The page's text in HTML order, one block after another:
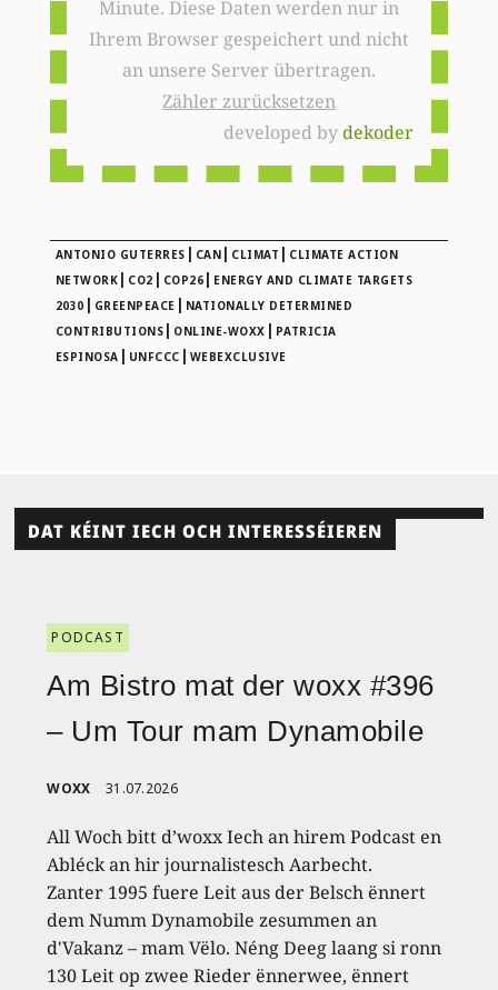
Minute. Diese Daten werden nur in
Ihrem Browser gespeichert und nicht
an unsere Server übertragen.
Zähler zurücksetzen
developed bydekoder
ANTONIO GUTERRES | CAN | CLIMAT | CLIMATE ACTION
NETWORK | CO2 | COP26 | ENERGY AND CLIMATE TARGETS
2030 | GREENPEACE | NATIONALLY DETERMINED
CONTRIBUTIONS | ONLINE-WOXX | PATRICIA
ESPINOSA | UNFCCC | WEBEXCLUSIVE
DAT KÉINT IECH OCH INTERESSÉIEREN
PODCAST
Am Bistro mat der woxx #396
– Um Tour mam Dynamobile
WOXX 31.07.2026
All Woch bitt d’woxx Iech an hirem Podcast en
Abléck an hir journalistesch Aarbecht.
Zanter 1995 fuere Leit aus der Belsch ënnert
dem Numm Dynamobile zesummen an
d'Vakanz – mam Vëlo. Néng Deeg laang si ronn
130 Leit op zwee Rieder ënnerwee, ënnert